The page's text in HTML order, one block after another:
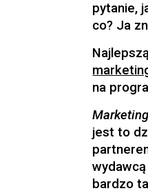
pytanie,
co? Ja
na
jest to
bardzo